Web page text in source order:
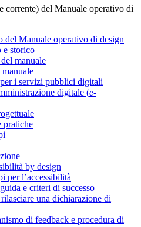
corrente) del Manuale operativo di
del Manuale operativo di design
e storico
manuale
i servizi pubblici digitali
digitale (e-
pratiche
by design
per l’accessibilità
e criteri di successo
una dichiarazione di
di feedback e procedura di